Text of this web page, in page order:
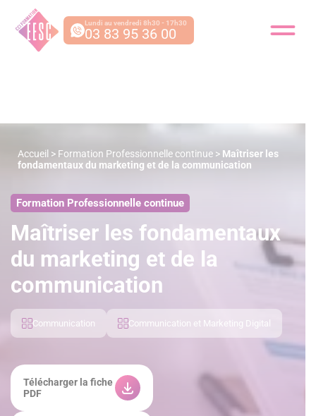
Lundi au vendredi 8h30 - 17h30
03 83 95 36 00
Accueil > Formation Professionnelle continue > Maîtriser les
fondamentaux du marketing et de la communication
Formation Professionnelle continue
Maîtriser les fondamentaux
du marketing et de la
communication
Communication Communication et Marketing Digital
Télécharger la fiche
PDF